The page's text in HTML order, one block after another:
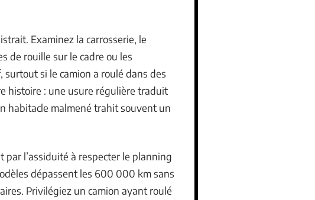
Examinez la carrosserie, le
de rouille sur le cadre ou les
si le camion a roulé dans des
histoire : une usure régulière traduit
habitacle malmené trahit souvent un
par l’assiduité à respecter le planning
dépassent les 600 000 km sans
Privilégiez un camion ayant roulé